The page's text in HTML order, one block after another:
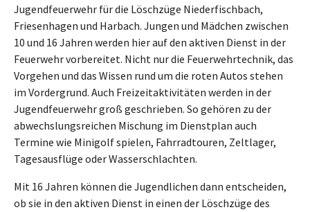
Jugendfeuerwehr für die Löschzüge Niederfischbach,
Friesenhagen und Harbach. Jungen und Mädchen zwischen
10 und 16 Jahren werden hier auf den aktiven Dienst in der
Feuerwehr vorbereitet. Nicht nur die Feuerwehrtechnik, das
Vorgehen und das Wissen rund um die roten Autos stehen
im Vordergrund. Auch Freizeitaktivitäten werden in der
Jugendfeuerwehr groß geschrieben. So gehören zu der
abwechslungsreichen Mischung im Dienstplan auch
Termine wie Minigolf spielen, Fahrradtouren, Zeltlager,
Tagesausflüge oder Wasserschlachten.
Mit 16 Jahren können die Jugendlichen dann entscheiden,
ob sie in den aktiven Dienst in einen der Löschzüge des